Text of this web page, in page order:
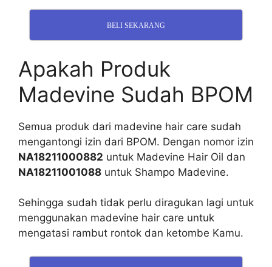
BELI SEKARANG
Apakah Produk
Madevine Sudah BPOM
Semua produk dari madevine hair care sudah
mengantongi izin dari BPOM. Dengan nomor izin
NA18211000882 untuk Madevine Hair Oil dan
NA18211001088 untuk Shampo Madevine.
Sehingga sudah tidak perlu diragukan lagi untuk
menggunakan madevine hair care untuk
mengatasi rambut rontok dan ketombe Kamu.